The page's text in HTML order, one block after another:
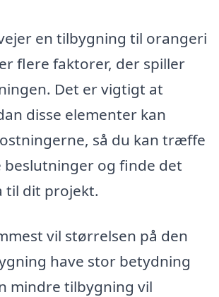
en tilbygning til orangeri
flere faktorer, der spiller
Det er vigtigt at
disse elementer kan
så du kan træffe
og finde det
til dit projekt.
vil størrelsen på den
have stor betydning
mindre tilbygning vil